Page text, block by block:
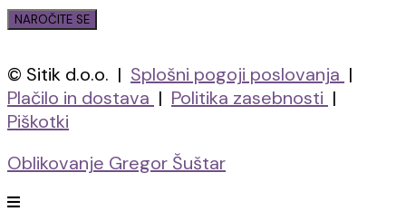
© Sitik d.o.o. | Splošni pogoji poslovanja |
Plačilo in dostava | Politika zasebnosti |
Piškotki
Oblikovanje Gregor Šuštar